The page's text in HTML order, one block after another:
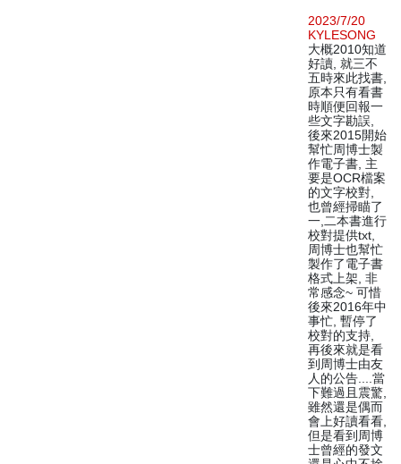
2023/7/20
KYLESONG
大概2010知道
好讀, 就三不
五時來此找書,
原本只有看書
時順便回報一
些文字勘誤,
後來2015開始
幫忙周博士製
作電子書, 主
要是OCR檔案
的文字校對,
也曾經掃瞄了
一,二本書進行
校對提供txt,
周博士也幫忙
製作了電子書
格式上架, 非
常感念~ 可惜
後來2016年中
事忙, 暫停了
校對的支持,
再後來就是看
到周博士由友
人的公告....當
下難過且震驚,
雖然還是偶而
會上好讀看看,
但是看到周博
士曾經的發文